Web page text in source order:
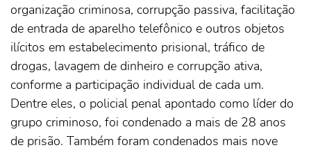
organização criminosa, corrupção passiva, facilitação
de entrada de aparelho telefônico e outros objetos
ilícitos em estabelecimento prisional, tráfico de
drogas, lavagem de dinheiro e corrupção ativa,
conforme a participação individual de cada um.
Dentre eles, o policial penal apontado como líder do
grupo criminoso, foi condenado a mais de 28 anos
de prisão. Também foram condenados mais nove